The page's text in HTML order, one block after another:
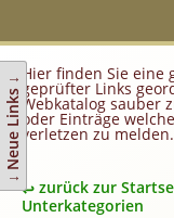
Hier finden Sie
geprüfter Links
Webkatalog sauber
oder Einträge
verletzen zu melden.
zurück zur
Unterkategorien
↓ Neue Links ↓